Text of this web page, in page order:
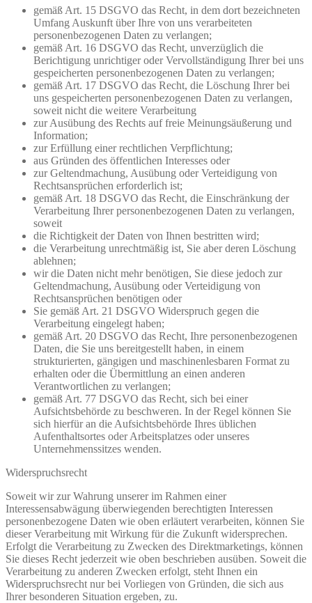
gemäß Art. 15 DSGVO das Recht, in dem dort bezeichneten
Umfang Auskunft über Ihre von uns verarbeiteten
personenbezogenen Daten zu verlangen;
gemäß Art. 16 DSGVO das Recht, unverzüglich die
Berichtigung unrichtiger oder Vervollständigung Ihrer bei uns
gespeicherten personenbezogenen Daten zu verlangen;
gemäß Art. 17 DSGVO das Recht, die Löschung Ihrer bei
uns gespeicherten personenbezogenen Daten zu verlangen,
soweit nicht die weitere Verarbeitung
zur Ausübung des Rechts auf freie Meinungsäußerung und
Information;
zur Erfüllung einer rechtlichen Verpflichtung;
aus Gründen des öffentlichen Interesses oder
zur Geltendmachung, Ausübung oder Verteidigung von
Rechtsansprüchen erforderlich ist;
gemäß Art. 18 DSGVO das Recht, die Einschränkung der
Verarbeitung Ihrer personenbezogenen Daten zu verlangen,
soweit
die Richtigkeit der Daten von Ihnen bestritten wird;
die Verarbeitung unrechtmäßig ist, Sie aber deren Löschung
ablehnen;
wir die Daten nicht mehr benötigen, Sie diese jedoch zur
Geltendmachung, Ausübung oder Verteidigung von
Rechtsansprüchen benötigen oder
Sie gemäß Art. 21 DSGVO Widerspruch gegen die
Verarbeitung eingelegt haben;
gemäß Art. 20 DSGVO das Recht, Ihre personenbezogenen
Daten, die Sie uns bereitgestellt haben, in einem
strukturierten, gängigen und maschinenlesbaren Format zu
erhalten oder die Übermittlung an einen anderen
Verantwortlichen zu verlangen;
gemäß Art. 77 DSGVO das Recht, sich bei einer
Aufsichtsbehörde zu beschweren. In der Regel können Sie
sich hierfür an die Aufsichtsbehörde Ihres üblichen
Aufenthaltsortes oder Arbeitsplatzes oder unseres
Unternehmenssitzes wenden.
Widerspruchsrecht
Soweit wir zur Wahrung unserer im Rahmen einer
Interessensabwägung überwiegenden berechtigten Interessen
personenbezogene Daten wie oben erläutert verarbeiten, können Sie
dieser Verarbeitung mit Wirkung für die Zukunft widersprechen.
Erfolgt die Verarbeitung zu Zwecken des Direktmarketings, können
Sie dieses Recht jederzeit wie oben beschrieben ausüben. Soweit die
Verarbeitung zu anderen Zwecken erfolgt, steht Ihnen ein
Widerspruchsrecht nur bei Vorliegen von Gründen, die sich aus
Ihrer besonderen Situation ergeben, zu.